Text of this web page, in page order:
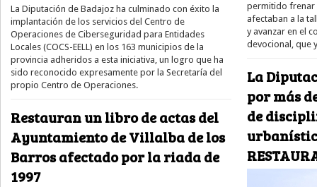
La Diputación de Badajoz ha culminado con éxito la
implantación de los servicios del Centro de
Operaciones de Ciberseguridad para Entidades
Locales (COCS-EELL) en los 163 municipios de la
provincia adheridos a esta iniciativa, un logro que ha
sido reconocido expresamente por la Secretaría del
propio Centro de Operaciones.
Restauran un libro de actas del
Ayuntamiento de Villalba de los
Barros afectado por la riada de
1997
permitido frenar
afectaban a la
y avanzar en el
devocional, que
La
por más
de